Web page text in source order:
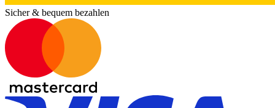
Sicher & bequem bezahlen